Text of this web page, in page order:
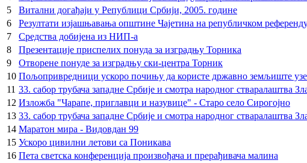
5
Витални догађаји у Републици Србији, 2005. године
6
Резултати изјашњавања општине Чајетина на републичком
7
Средства добијена из НИП-а
8
Презентације приспелих понуда за изградњу Торника
9
Отворене понуде за изградњу ски-центра Торник
10 Пољопривредници ускоро почињу да користе државно земљиште
11 33. сабор трубача западне Србије и смотра народног стваралаштва
12 Изложба "Чарапе, приглавци и назувице" - Старо село Сирогојно
13 33. сабор трубача западне Србије и смотра народног стваралаштва
14 Маратон мира - Видовдан 99
15 Ускоро цивилни летови са Поникава
16 Пета светска конференција произвођача и прерађивача малина